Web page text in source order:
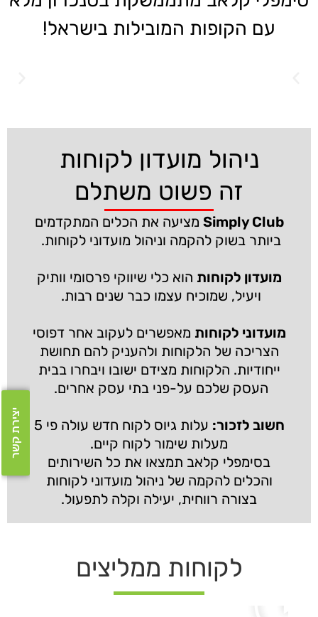
עם הקופות המובילות בישראל!
ניהול מועדון לקוחות
זה פשוט משתלם
Simply Club מציעה את הכלים המתקדמים
ביותר בשוק להקמה וניהול מועדוני לקוחות.
מועדון לקוחות הוא כלי שיווקי פרסומי וותיק
ויעיל, שמוכיח עצמו כבר שנים רבות.
מועדוני לקוחות מאפשרים לעקוב אחר דפוסי
הצריכה של הלקוחות ולהעניק להם תחושת
ייחודיות. הלקוחות מצידם ישובו ויבחרו בבית
העסק שלכם על-פני בתי עסק אחרים.
חשוב לזכור:
עלות גיוס לקוח חדש עולה פי 5
מעלות שימור לקוח קיים.
בסימפלי קלאב תמצאו את כל השירותים
והכלים להקמה של ניהול מועדוני לקוחות
בצורה רווחית, יעילה וקלה לתפעול.
לקוחות ממליצים
יצירת קשר